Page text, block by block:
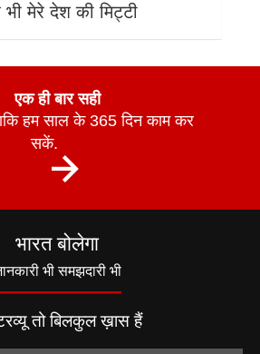
भी मेरे देश की मिट्टी
एक ही बार सही
हम साल के 365 दिन काम कर
सकें.
भारत बोलेगा
भी समझदारी भी
तो बिलकुल ख़ास हैं